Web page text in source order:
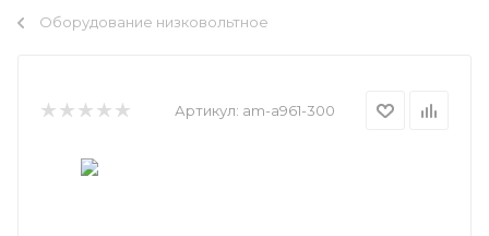
Оборудование низковольтное
Артикул: am-a961-300